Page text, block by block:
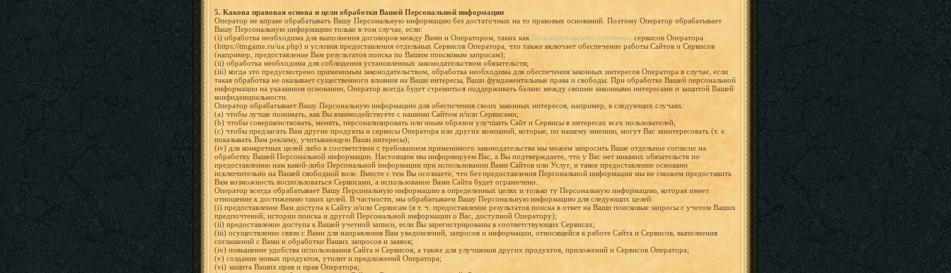
5. Какова правовая основа и цели обработки Вашей Персональной информации
Оператор не вправе обрабатывать Вашу Персональную информацию без достаточных на то правовых оснований. Поэтому Оператор обрабатывает
Вашу Персональную информацию только в том случае, если:
(i) обработка необходима для выполнения договоров между Вами и Оператором, таких как Пользовательское соглашение сервисов Оператора
(https://tmgame.ru/ua.php) и условия предоставления отдельных Сервисов Оператора, что также включает обеспечение работы Сайтов и Сервисов
(например, предоставление Вам результатов поиска по Вашим поисковым запросам);
(ii) обработка необходима для соблюдения установленных законодательством обязательств;
(iii) когда это предусмотрено применимым законодательством, обработка необходима для обеспечения законных интересов Оператора в случае, если
такая обработка не оказывает существенного влияния на Ваши интересы, Ваши фундаментальные права и свободы. При обработке Вашей персональной
информации на указанном основании, Оператор всегда будет стремиться поддерживать баланс между своими законными интересами и защитой Вашей
конфиденциальности.
Оператор обрабатывает Вашу Персональную информацию для обеспечения своих законных интересов, например, в следующих случаях:
(a) чтобы лучше понимать, как Вы взаимодействуете с нашими Сайтом и/или Сервисами;
(b) чтобы совершенствовать, менять, персонализировать или иным образом улучшать Сайт и Сервисы в интересах всех пользователей;
(c) чтобы предлагать Вам другие продукты и сервисы Оператора или других компаний, которые, по нашему мнению, могут Вас заинтересовать (т. е.
показывать Вам рекламу, учитывающую Ваши интересы);
(iv) для конкретных целей либо в соответствии с требованием применимого законодательства мы можем запросить Ваше отдельное согласие на
обработку Вашей Персональной информации. Настоящим мы информируем Вас, а Вы подтверждаете, что у Вас нет никаких обязательств по
предоставлению нам какой-либо Персональной информации при использовании Вами Сайтов или Услуг, и такое предоставление основано
исключительно на Вашей свободной воле. Вместе с тем Вы осознаете, что без предоставления Персональной информации мы не сможем предоставить
Вам возможность воспользоваться Сервисами, а использование Вами Сайта будет ограничено.
Оператор всегда обрабатывает Вашу Персональную информацию в определенных целях и только ту Персональную информацию, которая имеет
отношение к достижению таких целей. В частности, мы обрабатываем Вашу Персональную информацию для следующих целей:
(i) предоставление Вам доступа к Сайту и/или Сервисам (в т. ч. предоставление результатов поиска в ответ на Ваши поисковые запросы с учетом Ваших
предпочтений, истории поиска и другой Персональной информации о Вас, доступной Оператору);
(ii) предоставление доступа к Вашей учетной записи, если Вы зарегистрированы в соответствующих Сервисах;
(iii) осуществление связи с Вами для направления Вам уведомлений, запросов и информации, относящейся к работе Сайта и Сервисов, выполнения
соглашений с Вами и обработки Ваших запросов и заявок;
(iv) повышение удобства использования Сайта и Сервисов, а также для улучшения других продуктов, приложений и Сервисов Оператора;
(v) создание новых продуктов, утилит и предложений Оператора;
(vi) защита Ваших прав и прав Оператора;